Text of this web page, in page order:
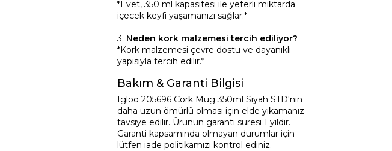
*Evet, 350 ml kapasitesi ile yeterli miktarda
içecek keyfi yaşamanızı sağlar.*
3. Neden kork malzemesi tercih ediliyor?
*Kork malzemesi çevre dostu ve dayanıklı
yapısıyla tercih edilir.*
Bakım & Garanti Bilgisi
Igloo 205696 Cork Mug 350ml Siyah STD'nin
daha uzun ömürlü olması için elde yıkamanız
tavsiye edilir. Ürünün garanti süresi 1 yıldır.
Garanti kapsamında olmayan durumlar için
lütfen iade politikamızı kontrol ediniz.